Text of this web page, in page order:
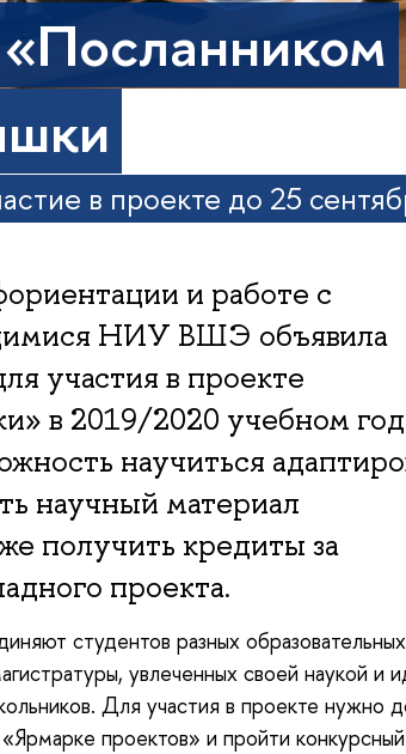
в проекте до 25
и работе с
НИУ ВШЭ объявила
участия в проекте
в 2019/2020 учебном
научиться
научный материал
получить кредиты за
проекта.
студентов разных образовательных
увлеченных своей наукой и
Для участия в проекте нужно
проектов» и пройти